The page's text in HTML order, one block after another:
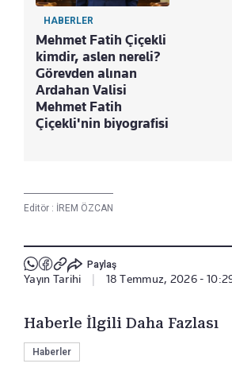
HABERLER
Mehmet Fatih Çiçekli
kimdir, aslen nereli?
Görevden alınan
Ardahan Valisi
Mehmet Fatih
Çiçekli'nin biyografisi
Editör : İREM ÖZCAN
Paylaş
Yayın Tarihi 18 Temmuz, 2026 -
Haberle İlgili Daha Fazlası
Haberler